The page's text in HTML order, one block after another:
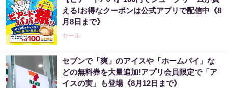
える!お得なクーポンは公式アプリで配信中《8
月8日まで》
セール
セブンで「爽」のアイスや「ホームパイ」な
どの無料券を大量追加!アプリ会員限定で「ア
イスの実」も登場《8月12日まで》